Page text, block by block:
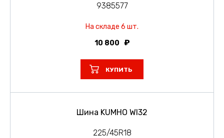
9385577
На складе 6 шт.
10 800
КУПИТЬ
Шина KUMHO WI32
225/45R18